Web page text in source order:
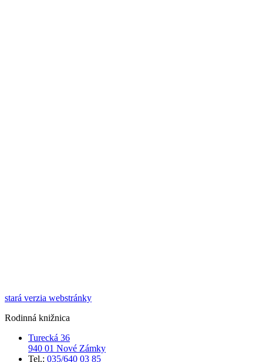
stará verzia webstránky
Rodinná knižnica
Turecká 36
940 01 Nové Zámky
Tel.: 035/640 03 85